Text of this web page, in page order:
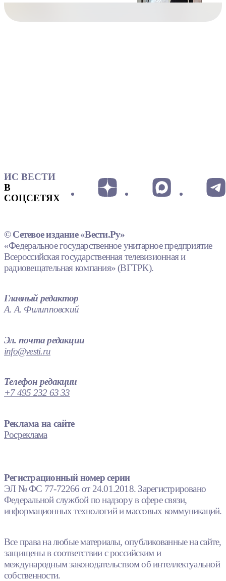
ИС ВЕСТИ
В
СОЦСЕТЯХ
© Сетевое издание «Вести.Ру»
«Федеральное государственное унитарное предприятие
Всероссийская государственная телевизионная и
радиовещательная компания» (ВГТРК).
Главный редактор
А. А. Филипповский
Эл. почта редакции
info@vesti.ru
Телефон редакции
+7 495 232 63 33
Реклама на сайте
Росреклама
Регистрационный номер серии
ЭЛ № ФС 77-72266 от 24.01.2018. Зарегистрировано
Федеральной службой по надзору в сфере связи,
информационных технологий и массовых коммуникаций.
Все права на любые материалы, опубликованные на сайте,
защищены в соответствии с российским и
международным законодательством об интеллектуальной
собственности.